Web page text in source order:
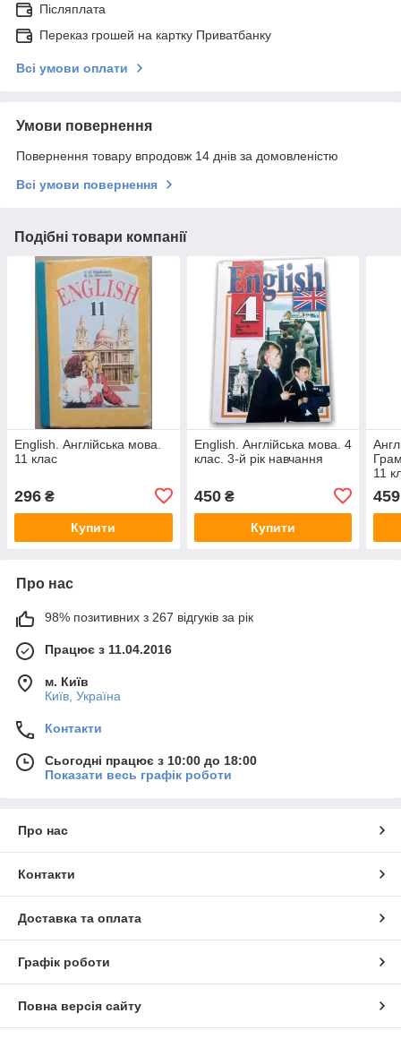
Післяплата
Переказ грошей на картку Приватбанку
Всі умови оплати
Умови повернення
Повернення товару впродовж 14 днів за домовленістю
Всі умови повернення
Подібні товари компанії
English. Англійська мова.
11 клас
296 ₴
Купити
English. Англійська мова. 4
клас. 3-й рік навчання
450₴
Купити
11
459
Про нас
98% позитивних з 267 відгуків за рік
Працює з 11.04.2016
м. Київ
Київ, Україна
Контакти
Сьогодні працює з 10:00 до 18:00
Показати весь графік роботи
Про нас
Контакти
Доставка та оплата
Графік роботи
Повна версія сайту